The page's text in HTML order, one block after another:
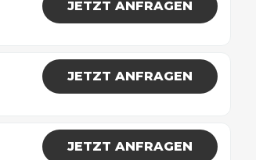
JETZT ANFRAGEN
JETZT ANFRAGEN
JETZT ANFRAGEN